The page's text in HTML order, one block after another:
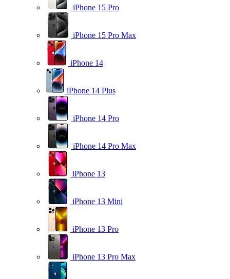
iPhone 15 Pro
iPhone 15 Pro Max
iPhone 14
iPhone 14 Plus
iPhone 14 Pro
iPhone 14 Pro Max
iPhone 13
iPhone 13 Mini
iPhone 13 Pro
iPhone 13 Pro Max